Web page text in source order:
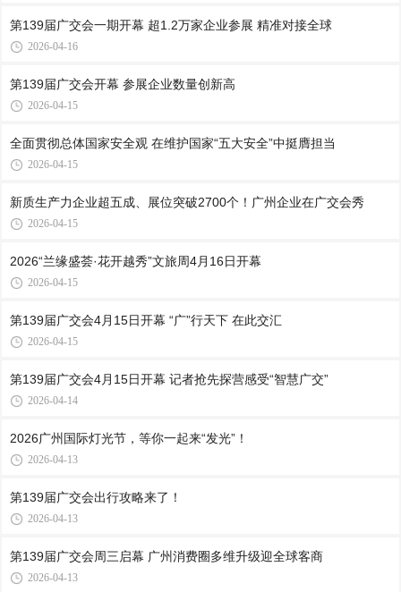
第139届广交会一期开幕 超1.2万家企业参展 精准对接全球
2026-04-16
第139届广交会开幕 参展企业数量创新高
2026-04-15
全面贯彻总体国家安全观 在维护国家“五大安全”中挺膺担当
2026-04-15
新质生产力企业超五成、展位突破2700个！广州企业在广交会秀
2026-04-15
2026“兰缘盛荟·花开越秀”文旅周4月16日开幕
2026-04-15
第139届广交会4月15日开幕 “广”行天下 在此交汇
2026-04-15
第139届广交会4月15日开幕 记者抢先探营感受“智慧广交”
2026-04-14
2026广州国际灯光节，等你一起来“发光”！
2026-04-13
第139届广交会出行攻略来了！
2026-04-13
第139届广交会周三启幕 广州消费圈多维升级迎全球客商
2026-04-13